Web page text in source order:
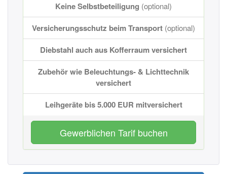
Keine Selbstbeteiligung (optional)
Versicherungsschutz beim Transport (optional)
Diebstahl auch aus Kofferraum versichert
Zubehör wie Beleuchtungs- & Lichttechnik
versichert
Leihgeräte bis 5.000 EUR mitversichert
Gewerblichen Tarif buchen